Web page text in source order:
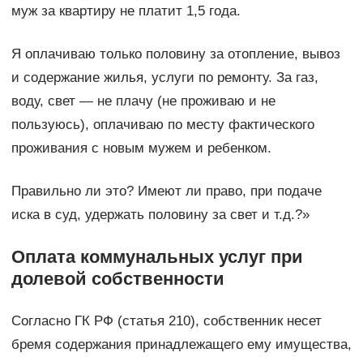
муж за квартиру не платит 1,5 года.
Я оплачиваю только половину за отопление, вывоз
и содержание жилья, услуги по ремонту. За газ,
воду, свет — не плачу (не проживаю и не
пользуюсь), оплачиваю по месту фактического
проживания с новым мужем и ребенком.
Правильно ли это? Имеют ли право, при подаче
иска в суд, удержать половину за свет и т.д.?»
Оплата коммунальных услуг при
долевой собственности
Согласно ГК РФ (статья 210), собственник несет
бремя содержания принадлежащего ему имущества,